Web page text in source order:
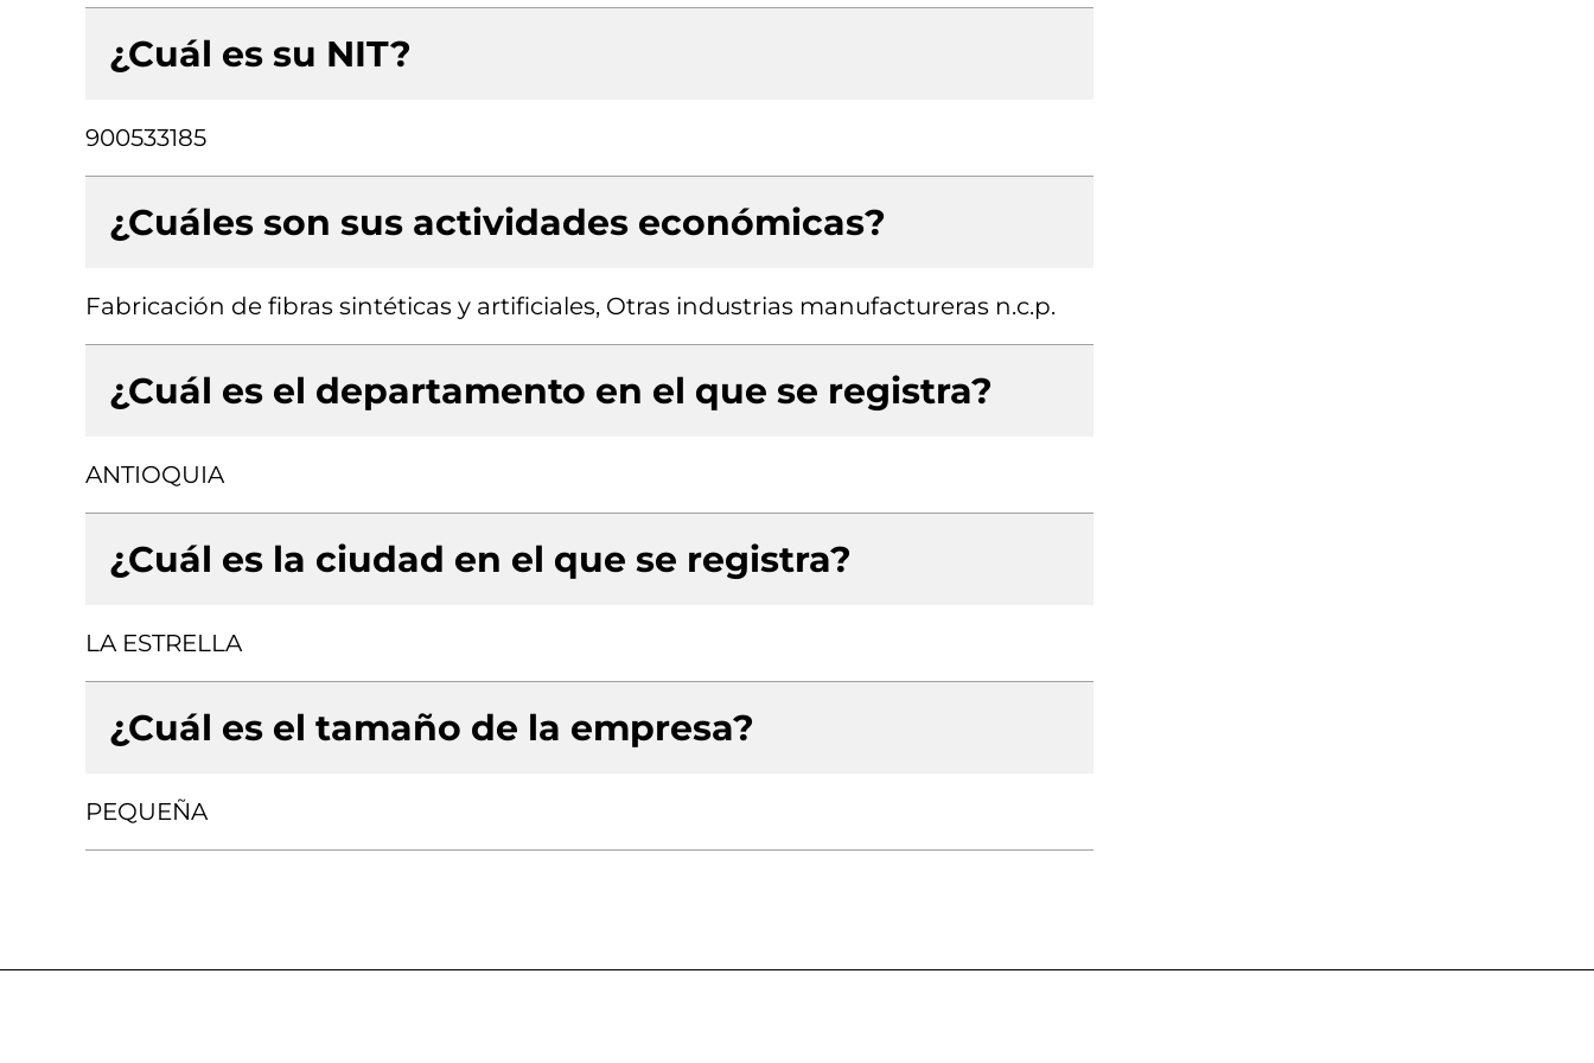
¿Cuál es su NIT?
900533185
¿Cuáles son sus actividades económicas?
Fabricación de fibras sintéticas y artificiales, Otras industrias manufactureras n.c.p.
¿Cuál es el departamento en el que se registra?
ANTIOQUIA
¿Cuál es la ciudad en el que se registra?
LA ESTRELLA
¿Cuál es el tamaño de la empresa?
PEQUEÑA